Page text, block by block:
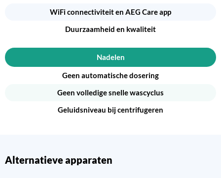
WiFi connectiviteit en AEG Care app
Duurzaamheid en kwaliteit
Nadelen
Geen automatische dosering
Geen volledige snelle wascyclus
Geluidsniveau bij centrifugeren
Alternatieve apparaten